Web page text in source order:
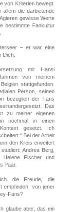
von Kriterien bewegt.
allem die darbietende
gewisse Werte
bestimmte Fankultur
– er war eine
Dich.
mit Hansi
von meinem
stattgefunden.
Person, seinen
bezüglich der Fans
Das
zu meiner eigenen
nochmal in einen
Kontext gesetzt. Ich
Bei der Arbeit
den Kreis erweitert
Andrea Berg,
Helene Fischer und
Paar.
die Freude, die
empfinden, von jener
Fans?
glaube aber, das ein